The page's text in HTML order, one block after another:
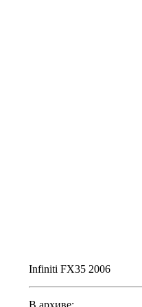
Infiniti FX35 2006
В архиве: